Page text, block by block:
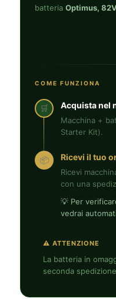
batteria Optimus,
COME FUNZIONA
🛒 Acquista nel
Macchina +
Starter Kit).
📦 Ricevi il tuo
Ricevi
con una
💡 Per
vedrai
⚠ ATTENZIONE
La batteria in
seconda